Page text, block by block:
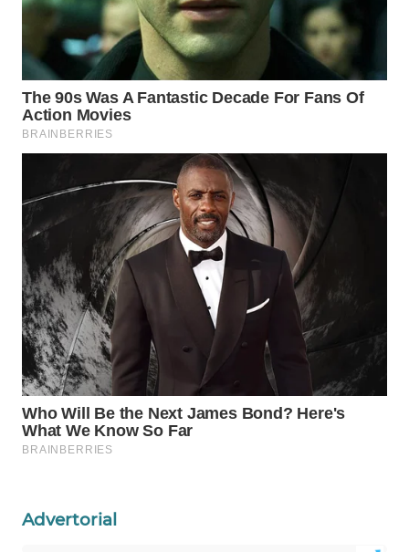
Advertorial
ID
WAHANANEWS
CO ID
WAHANANEWS
WAHANA
WAHANA
UMKM
WAHANA
SELEB
WAHANA
PERSONA
WAHANA